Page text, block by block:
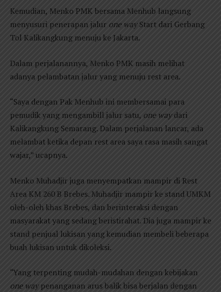
Kemudian, Menko PMK bersama Menhub langsung
menyusuri penerapan jalur one wayStart dari Gerbang
Tol Kalikangkung menuju ke Jakarta.
Dalam perjalanannya, Menko PMK masih melihat
adanya pelambatan jalur yang menuju rest area.
“Saya dengan Pak Menhub ini membersamai para
pemudik yang mengambill jalur satu, one waydari
Kalikangkung Semarang. Dalam perjalanan lancar, ada
melambat ketika depan rest area saya rasa masih sangat
wajar,” ucapnya.
Menko Muhadjir juga menyempatkan mampir di Rest
Area KM 260 B Brebes. Muhadjir mampir ke stand UMKM
oleh-oleh khas Brebes, dan berinteraksi dengan
masyarakat yang sedang beristirahat. Dia juga mampir ke
stand penjual lukisan yang kemudian membeli beberapa
buah lukisan untuk dikoleksi.
“Yang terpenting mudah-mudahan dengan kebijakan
one waypenanganan arus balik bisa berjalan dengan